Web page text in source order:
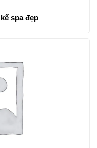
spa đẹp